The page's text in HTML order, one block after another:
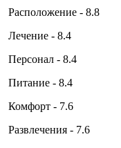
Расположение - 8.8
Лечение - 8.4
Персонал - 8.4
Питание - 8.4
Комфорт - 7.6
Развлечения - 7.6